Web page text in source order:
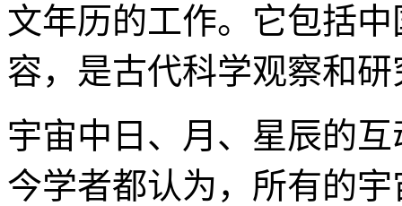
文年历的工作。它包括
容，是古代科学观察和
宇宙中日、月、星辰的
今学者都认为，所有的